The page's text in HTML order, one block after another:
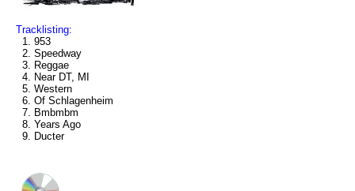
Tracklisting:
1. 953
2. Speedway
3. Reggae
4. Near DT, MI
5. Western
6. Of Schlagenheim
7. Bmbmbm
8. Years Ago
9. Ducter